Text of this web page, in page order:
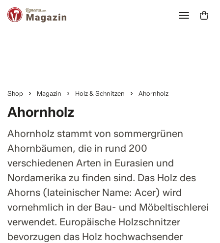
Shop Magazin Holz & Schnitzen Ahornholz
Ahornholz
Ahornholz stammt von sommergrünen
Ahornbäumen, die in rund 200
verschiedenen Arten in Eurasien und
Nordamerika zu finden sind. Das Holz des
Ahorns (lateinischer Name: Acer) wird
vornehmlich in der Bau- und Möbeltischlerei
verwendet. Europäische Holzschnitzer
bevorzugen das Holz hochwachsender